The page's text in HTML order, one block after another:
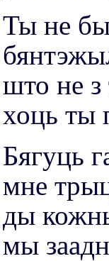
Ты не
што не з
хоць ты
Бягуць
мне
ды
мы